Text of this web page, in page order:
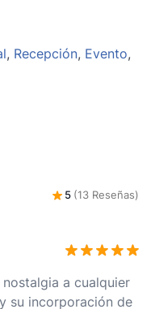
, Recepción, Evento,
5 (13 Reseñas)
a cualquier
su incorporación de